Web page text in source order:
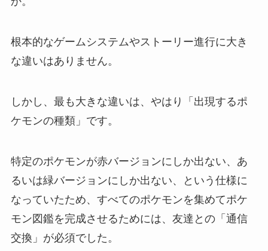
根本的なゲームシステムやストーリー進行に大き
な違いはありません。
しかし、最も大きな違いは、やはり「出現するポ
ケモンの種類」です。
特定のポケモンが赤バージョンにしか出ない、あ
るいは緑バージョンにしか出ない、という仕様に
なっていたため、すべてのポケモンを集めてポケ
モン図鑑を完成させるためには、友達との「通信
交換」が必須でした。